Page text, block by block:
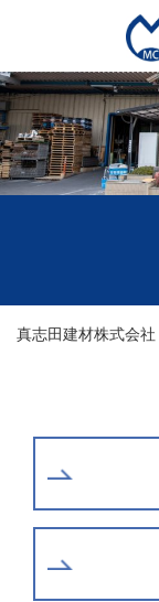
真志田建材株式会社